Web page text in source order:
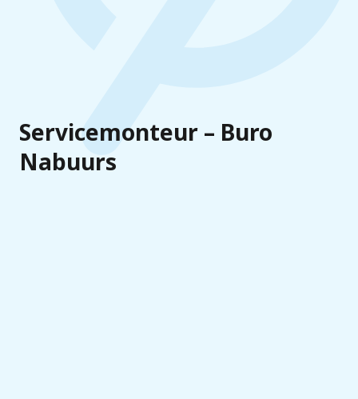
Servicemonteur – Buro
Nabuurs